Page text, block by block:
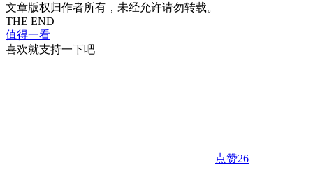
文章版权归作者所有，未经允许请勿转载。
THE END
值得一看
喜欢就支持一下吧
点赞26